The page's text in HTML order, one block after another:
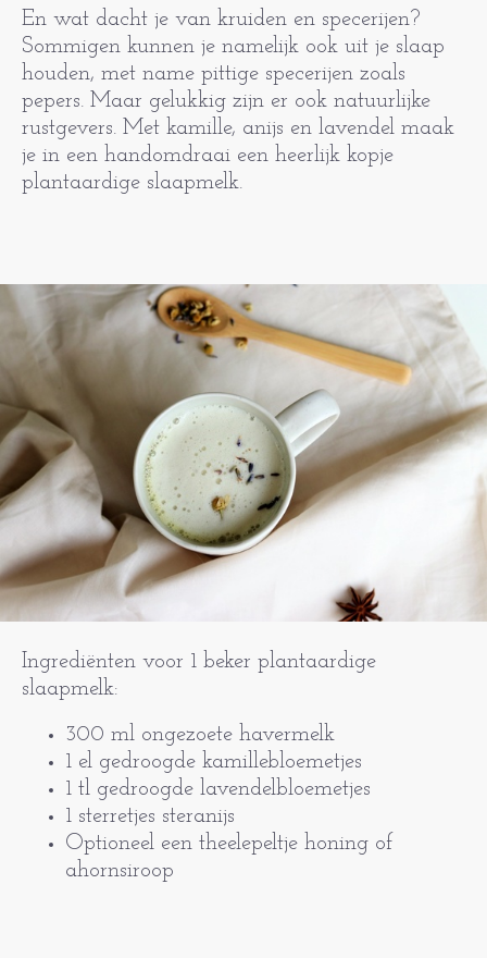
En wat dacht je van kruiden en specerijen?
Sommigen kunnen je namelijk ook uit je slaap
houden, met name pittige specerijen zoals
pepers. Maar gelukkig zijn er ook natuurlijke
rustgevers. Met kamille, anijs en lavendel maak
je in een handomdraai een heerlijk kopje
plantaardige slaapmelk.
Ingrediënten voor 1 beker plantaardige
slaapmelk:
300 ml ongezoete havermelk
1 el gedroogde kamillebloemetjes
1 tl gedroogde lavendelbloemetjes
1 sterretjes steranijs
Optioneel een theelepeltje honing of
ahornsiroop